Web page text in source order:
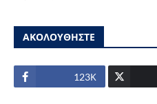
ΑΚΟΛΟΥΘΗΣΤΕ
123Κ